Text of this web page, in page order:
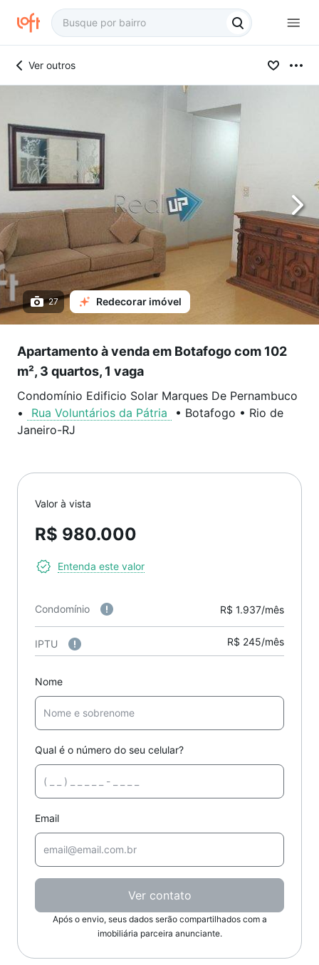
Ver outros
27 Redecorar imóvel
Apartamento à venda em Botafogo com 102
m², 3 quartos, 1 vaga
Condomínio Edificio Solar Marques De Pernambuco
•
Rua Voluntários da Pátria • Botafogo • Rio de
Janeiro-RJ
Valor à vista
R$ 980.000
Entenda este valor
Condomínio R$ 1.937/mês
IPTU R$ 245/mês
Nome
Qual é o número do seu celular?
Email
Ver contato
Após o envio, seus dados serão compartilhados com a
imobiliária parceira anunciante.